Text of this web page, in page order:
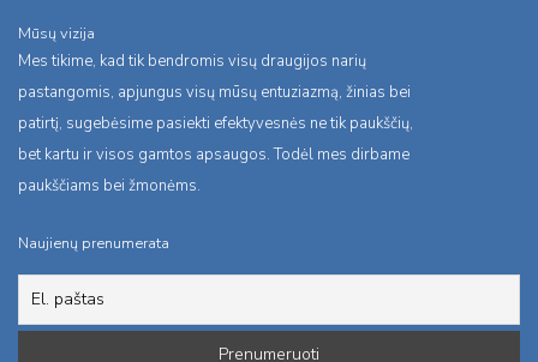
Mūsų vizija
Mes tikime, kad tik bendromis visų draugijos narių
pastangomis, apjungus visų mūsų entuziazmą, žinias bei
patirtį, sugebėsime pasiekti efektyvesnės ne tik paukščių,
bet kartu ir visos gamtos apsaugos. Todėl mes dirbame
paukščiams bei žmonėms.
Naujienų prenumerata